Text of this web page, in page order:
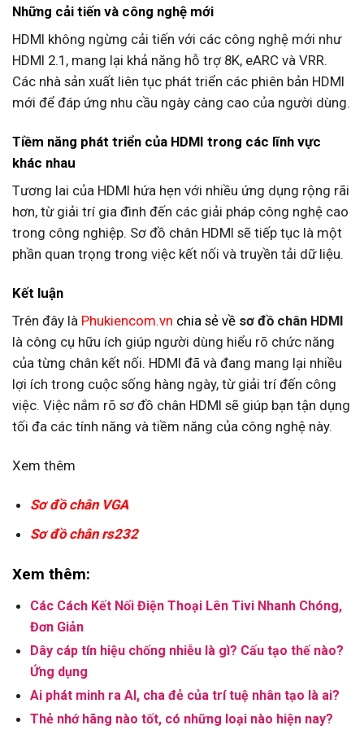
Những cải tiến và công nghệ mới
HDMI không ngừng cải tiến với các công nghệ mới như
HDMI 2.1, mang lại khả năng hỗ trợ 8K, eARC và VRR.
Các nhà sản xuất liên tục phát triển các phiên bản HDMI
mới để đáp ứng nhu cầu ngày càng cao của người dùng.
Tiềm năng phát triển của HDMI trong các lĩnh vực
khác nhau
Tương lai của HDMI hứa hẹn với nhiều ứng dụng rộng rãi
hơn, từ giải trí gia đình đến các giải pháp công nghệ cao
trong công nghiệp. Sơ đồ chân HDMI sẽ tiếp tục là một
phần quan trọng trong việc kết nối và truyền tải dữ liệu.
Kết luận
Trên đây là Phukiencom.vn chia sẻ về sơ đồ chân HDMI
là công cụ hữu ích giúp người dùng hiểu rõ chức năng
của từng chân kết nối. HDMI đã và đang mang lại nhiều
lợi ích trong cuộc sống hàng ngày, từ giải trí đến công
việc. Việc nắm rõ sơ đồ chân HDMI sẽ giúp bạn tận dụng
tối đa các tính năng và tiềm năng của công nghệ này.
Xem thêm
Sơ đồ chân VGA
Sơ đồ chân rs232
Xem thêm:
Các Cách Kết Nối Điện Thoại Lên Tivi Nhanh Chóng,
Đơn Giản
Dây cáp tín hiệu chống nhiễu là gì? Cấu tạo thế nào?
Ứng dụng
Ai phát minh ra AI, cha đẻ của trí tuệ nhân tạo là ai?
Thẻ nhớ hãng nào tốt, có những loại nào hiện nay?